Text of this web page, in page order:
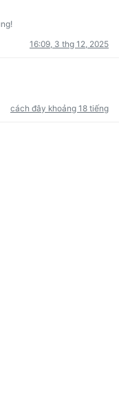
16:09, 3 thg 12, 2025
cách đây khoảng 18 tiếng